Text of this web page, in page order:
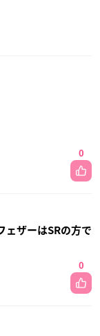
0
ェザーはSRの方で
0